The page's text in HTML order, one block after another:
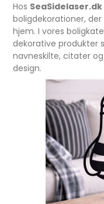
Hos SeaSidelaser.dk
boligdekorationer,
hjem. I vores
dekorative produkter
navneskilte, citater
design.